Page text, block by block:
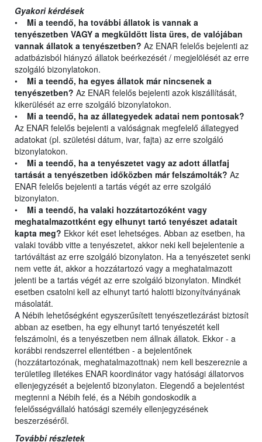
Gyakori kérdések
• Mi a teendő, ha további állatok is vannak a
tenyészetben VAGY a megküldött lista üres, de valójában
vannak állatok a tenyészetben? Az ENAR felelős bejelenti az
adatbázisból hiányzó állatok beérkezését / megjelölését az erre
szolgáló bizonylatokon.
•
Mi a teendő, ha egyes állatok már nincsenek a
tenyészetben? Az ENAR felelős bejelenti azok kiszállítását,
kikerülését az erre szolgáló bizonylatokon.
• Mi a teendő, ha az állategyedek adatai nem pontosak?
Az ENAR felelős bejelenti a valóságnak megfelelő állategyed
adatokat (pl. születési dátum, ivar, fajta) az erre szolgáló
bizonylatokon.
• Mi a teendő, ha a tenyészetet vagy az adott állatfaj
tartását a tenyészetben időközben már felszámolták? Az
ENAR felelős bejelenti a tartás végét az erre szolgáló
bizonylaton.
•
Mi a teendő, ha valaki hozzátartozóként vagy
meghatalmazottként egy elhunyt tartó tenyészet adatait
kapta meg? Ekkor két eset lehetséges. Abban az esetben, ha
valaki tovább vitte a tenyészetet, akkor neki kell bejelentenie a
tartóváltást az erre szolgáló bizonylaton. Ha a tenyészetet senki
nem vette át, akkor a hozzátartozó vagy a meghatalmazott
jelenti be a tartás végét az erre szolgáló bizonylaton. Mindkét
esetben csatolni kell az elhunyt tartó halotti bizonyítványának
másolatát.
A Nébih lehetőségként egyszerűsített tenyészetlezárást biztosít
abban az esetben, ha egy elhunyt tartó tenyészetét kell
felszámolni, és a tenyészetben nem állnak állatok. Ekkor - a
korábbi rendszerrel ellentétben - a bejelentőnek
(hozzátartozónak, meghatalmazottnak) nem kell beszereznie a
területileg illetékes ENAR koordinátor vagy hatósági állatorvos
ellenjegyzését a bejelentő bizonylaton. Elegendő a bejelentést
megtenni a Nébih felé, és a Nébih gondoskodik a
felelősségvállaló hatósági személy ellenjegyzésének
beszerzéséről.
További részletek